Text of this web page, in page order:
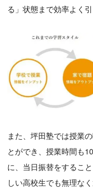
る」状態まで効率よく
また、坪田塾では授業
とができ、授業時間も
に、当日振替をするこ
しい高校生でも無理な